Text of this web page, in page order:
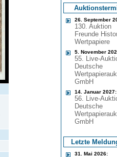
26. September
130. Auktion
Freunde
Wertpapiere
5. November
55. Live-
Deutsche
GmbH
14. Januar 2027:
56. Live-
Deutsche
GmbH
Letzte
31. Mai 2026: